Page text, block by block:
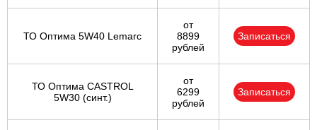
ТО Оптима 5W40 Lemarc
от
8899
рублей
Записаться
ТО Оптима CASTROL
5W30 (синт.)
от
6299
рублей
Записаться